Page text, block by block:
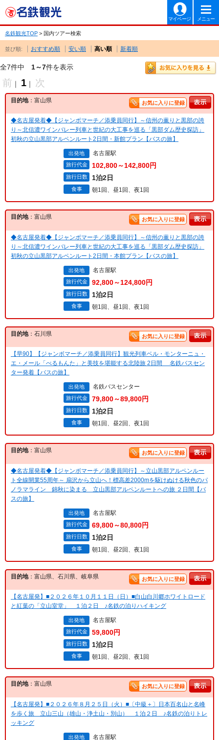
マイページ メニュー
名鉄観光TOP > 国内ツアー検索
並び順: おすすめ順 安い順 高い順 新着順
全7件中 1～7件を表示
前 ｜ 1 ｜ 次
目的地：富山県 お気に入りに登録
◆名古屋発着◆【ジャンボマーチ／添乗員同行】～信州の薫りと黒部の誇
り～北信濃ワインバレー列車と世紀の大工事を巡る「黒部ダム歴史探訪」
初秋の立山黒部アルペンルート2日間・新館プラン【バスの旅】
出発地 名古屋駅
旅行代金 102,800～142,800円
旅行日数 1泊2日
食事 朝1回、昼1回、夜1回
目的地：富山県 お気に入りに登録
◆名古屋発着◆【ジャンボマーチ／添乗員同行】～信州の薫りと黒部の誇
り～北信濃ワインバレー列車と世紀の大工事を巡る「黒部ダム歴史探訪」
初秋の立山黒部アルペンルート2日間・本館プラン【バスの旅】
出発地 名古屋駅
旅行代金 92,800～124,800円
旅行日数 1泊2日
食事 朝1回、昼1回、夜1回
目的地：石川県 お気に入りに登録
【早90】【ジャンボマーチ／添乗員同行】観光列車ベル・モンターニュ・
エ・メール「べるもんた」と美技を堪能する北陸旅 2日間 名鉄バスセン
ター発着【バスの旅】
出発地 名鉄バスセンター
旅行代金 79,800～89,800円
旅行日数 1泊2日
食事 朝1回、昼2回、夜1回
目的地：富山県 お気に入りに登録
◆名古屋発着◆【ジャンボマーチ／添乗員同行】～立山黒部アルペンルー
ト全線開業55周年～ 扇沢から立山へ！標高差2000mを駆けぬける秋色のパ
ノラマライン 錦秋に染まる 立山黒部アルペンルートへの旅 ２日間【バ
スの旅】
出発地 名古屋駅
旅行代金 69,800～80,800円
旅行日数 1泊2日
食事 朝1回、昼2回、夜1回
目的地：富山県、石川県、岐阜県 お気に入りに登録
【名古屋発】■２０２６年１０月１１日（日）■白山白川郷ホワイトロード
と紅葉の「立山室堂」 １泊２日 ♪名鉄の泊りハイキング
出発地 名古屋駅
旅行代金 59,800円
旅行日数 1泊2日
食事 朝1回、昼2回、夜1回
目的地：富山県 お気に入りに登録
【名古屋発】■２０２６年８月２５日（火）■〔中級＋〕日本百名山と名峰
を歩く旅 立山三山（雄山・浄土山・別山） １泊２日 ♪名鉄の泊りトレ
ッキング
出発地 名古屋駅